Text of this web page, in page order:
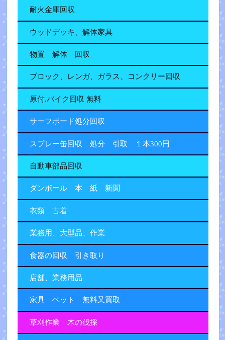
耐火金庫回収
ウッドデッキ、解体家具
物置 解体 回収
ブロック、レンガ、ガラス、コンクリー回収
原付.バイク回収 無料
サーフボード処分回収
スプレー缶回収 処分 引取 １本300円
自動車部品回収
ダンボール 本 紙 新聞
衣類 古着
業務用、大型品、作業
食器の回収 引き取り
店舗、業務用品
家具 ベット 無料又買取
草刈作業 木の伐採